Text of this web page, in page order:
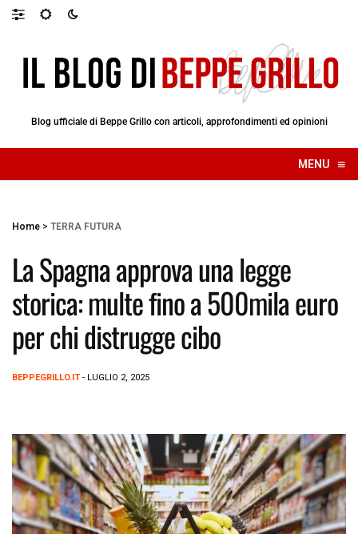
Blog ufficiale di Beppe Grillo con articoli, approfondimenti ed opinioni
MENU ≡
☰
Home > TERRA FUTURA
La Spagna approva una legge
storica: multe fino a 500mila euro
per chi distrugge cibo
BEPPEGRILLO.IT - LUGLIO 2, 2025